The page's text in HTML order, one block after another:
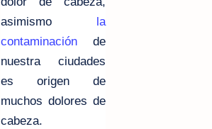
asimismo
la
contaminación de
nuestra ciudades
es origen de
muchos dolores de
cabeza.